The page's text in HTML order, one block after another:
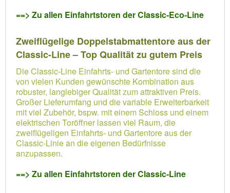
==> Zu allen Einfahrtstoren der Classic-Eco-Line
Zweiflügelige Doppelstabmattentore aus der
Classic-Line – Top Qualität zu gutem Preis
Die Classic-Line Einfahrts- und Gartentore sind die
von vielen Kunden gewünschte Kombination aus
robuster, langlebiger Qualität zum attraktiven Preis.
Großer Lieferumfang und die variable Erweiterbarkeit
mit viel Zubehör, bspw. mit einem Schloss und einem
elektrischen Toröffner lassen viel Raum, die
zweiflügeligen Einfahrts- und Gartentore aus der
Classic-Linie an die eigenen Bedürfnisse
anzupassen.
==> Zu allen Einfahrtstoren der Classic-Line